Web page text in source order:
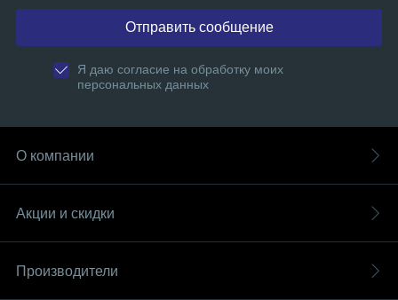
Отправить сообщение
Я даю согласие на обработку моих
персональных данных
О компании
Акции и скидки
Производители